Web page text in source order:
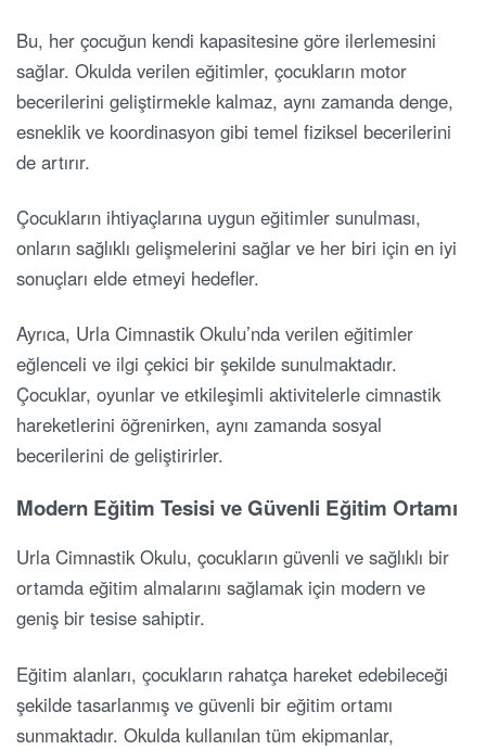
Bu, her çocuğun kendi kapasitesine göre ilerlemesini
sağlar. Okulda verilen eğitimler, çocukların motor
becerilerini geliştirmekle kalmaz, aynı zamanda denge,
esneklik ve koordinasyon gibi temel fiziksel becerilerini
de artırır.
Çocukların ihtiyaçlarına uygun eğitimler sunulması,
onların sağlıklı gelişmelerini sağlar ve her biri için en iyi
sonuçları elde etmeyi hedefler.
Ayrıca, Urla Cimnastik Okulu’nda verilen eğitimler
eğlenceli ve ilgi çekici bir şekilde sunulmaktadır.
Çocuklar, oyunlar ve etkileşimli aktivitelerle cimnastik
hareketlerini öğrenirken, aynı zamanda sosyal
becerilerini de geliştirirler.
Modern Eğitim Tesisi ve Güvenli Eğitim Ortamı
Urla Cimnastik Okulu, çocukların güvenli ve sağlıklı bir
ortamda eğitim almalarını sağlamak için modern ve
geniş bir tesise sahiptir.
Eğitim alanları, çocukların rahatça hareket edebileceği
şekilde tasarlanmış ve güvenli bir eğitim ortamı
sunmaktadır. Okulda kullanılan tüm ekipmanlar,